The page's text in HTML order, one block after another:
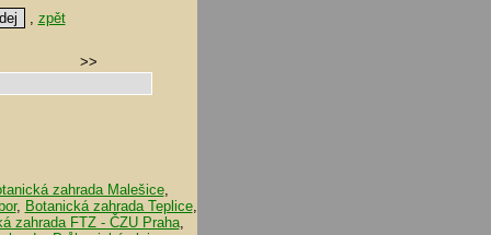
, zpět
>>
zahrada Malešice,
, Botanická zahrada Teplice,
zahrada FTZ - ČZU Praha,